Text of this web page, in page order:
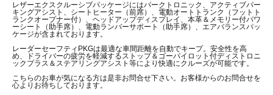
レザーエクスクルーシブパッケージにはパークトロニック、アクティブパー
キングアシスト、シートヒーター（前席）、電動オートトランク（フットト
ランクオープナー付）、ヘッドアップディスプレイ、本革＆メモリー付パワ
ーシート（助手席）、電動ランバーサポート（助手席）、エアバランスパッ
ケージが含まれております。
レーダーセーフティPKGは最適な車間距離を自動でキープ。安全性を高
め、ドライバーの疲労を軽減するストップ＆ゴーパイロット付ディストロニ
ックプラス＆ステアリングアシスト等により快適にクルーズが可能です。
こちらのお車が気になる方は是非お問合せ下さい。お客様からのお問合せを
心よりお待ちしております。